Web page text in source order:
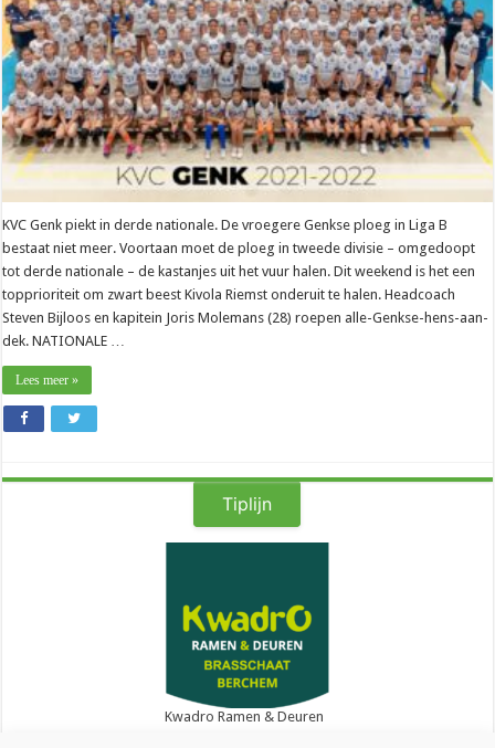
onderuit
halen
KVC Genk piekt in derde nationale. De vroegere Genkse ploeg in Liga B
bestaat niet meer. Voortaan moet de ploeg in tweede divisie – omgedoopt
tot derde nationale – de kastanjes uit het vuur halen. Dit weekend is het een
topprioriteit om zwart beest Kivola Riemst onderuit te halen. Headcoach
Steven Bijloos en kapitein Joris Molemans (28) roepen alle-Genkse-hens-aan-
dek. NATIONALE …
Lees meer »
Tiplijn
Kwadro Ramen & Deuren